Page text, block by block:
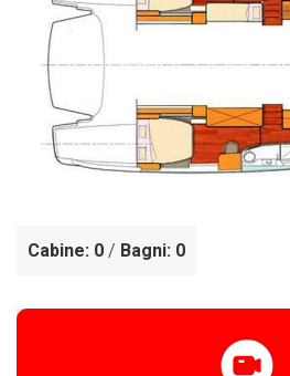
Cabine: 0 / Bagni: 0